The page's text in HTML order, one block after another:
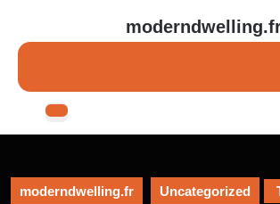
content
Open
moderndwelling.fr Uncategorized